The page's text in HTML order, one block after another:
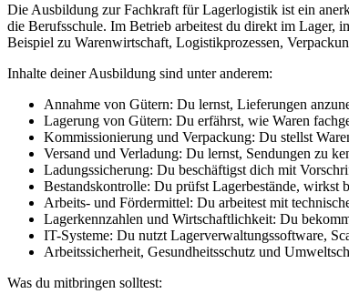
Die Ausbildung zur Fachkraft für Lagerlogistik ist ein
die Berufsschule. Im Betrieb arbeitest du direkt im Lager,
Beispiel zu Warenwirtschaft, Logistikprozessen,
Inhalte deiner Ausbildung sind unter anderem:
Annahme von Gütern: Du lernst, Lieferungen
Lagerung von Gütern: Du erfährst, wie Waren
Kommissionierung und Verpackung: Du stellst
Versand und Verladung: Du lernst, Sendungen zu
Ladungssicherung: Du beschäftigst dich mit
Bestandskontrolle: Du prüfst Lagerbestände, wirkst
Arbeits- und Fördermittel: Du arbeitest mit
Lagerkennzahlen und Wirtschaftlichkeit: Du
IT-Systeme: Du nutzt Lagerverwaltungssoftware,
Arbeitssicherheit, Gesundheitsschutz und
Was du mitbringen solltest: